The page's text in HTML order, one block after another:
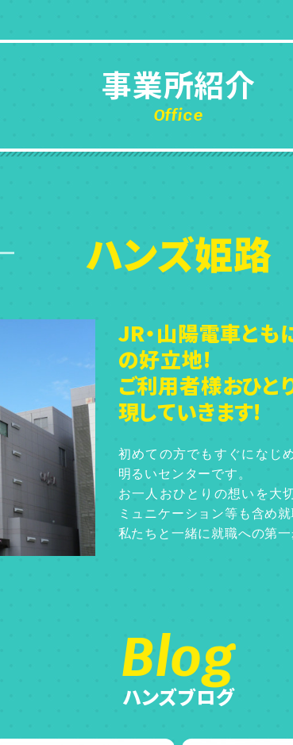
事業所紹介
Office
ハンズ姫路
JR・山陽電車と
の好立地!
ご利用者様おひと
現していきます!
初めての方でもすぐになじ
明るいセンターです。
お一人おひとりの想いを大
ミュニケーション等も含め
私たちと一緒に就職への第
Blog
ハンズブログ